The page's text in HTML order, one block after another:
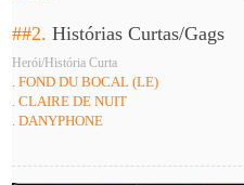
##2.Histórias Curtas/Gags
Herói/História Curta
. FOND DU BOCAL (LE)
. CLAIRE DE NUIT
. DANYPHONE